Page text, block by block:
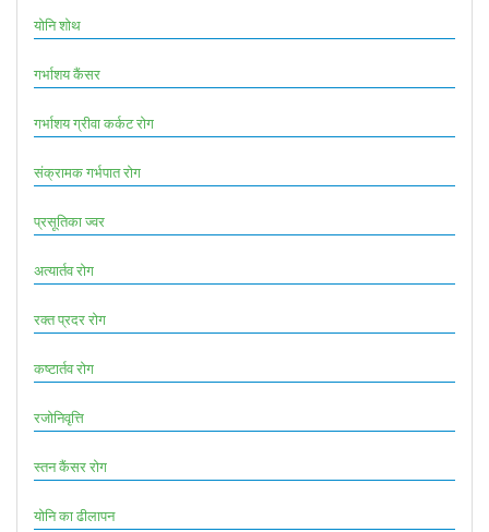
योनि शोथ
गर्भाशय कैंसर
गर्भाशय ग्रीवा कर्कट रोग
संक्रामक गर्भपात रोग
प्रसूतिका ज्वर
अत्यार्तव रोग
रक्त प्रदर रोग
कष्टार्तव रोग
रजोनिवृत्ति
स्तन कैंसर रोग
योनि का ढीलापन